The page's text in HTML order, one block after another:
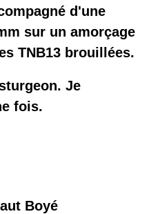
d'une
sur un amorçage
TNB13 brouillées.
Je
fois.
Boyé